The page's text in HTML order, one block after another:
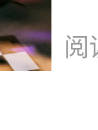
阅